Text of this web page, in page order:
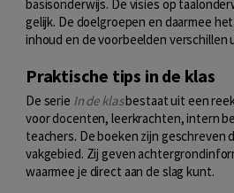
basisonderwijs. De visies op
gelijk. De doelgroepen en daarmee
inhoud en de voorbeelden verschillen
Praktische tips in de klas
De serie In de klasbestaat uit een
voor docenten, leerkrachten, intern
teachers. De boeken zijn geschreven
vakgebied. Zij geven
waarmee je direct aan de slag kunt.